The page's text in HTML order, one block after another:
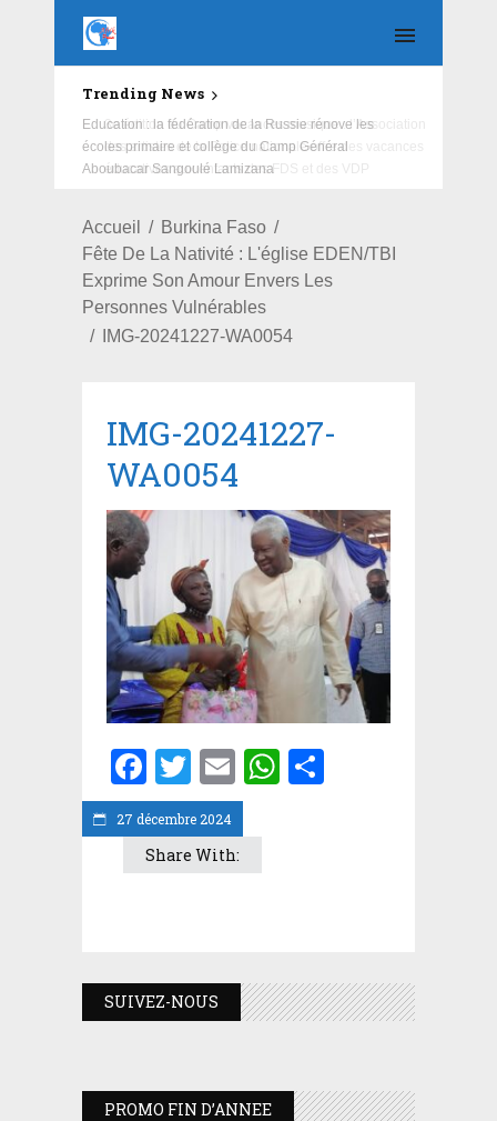
Trending News
Education : la fédération de la Russie rénove les
écoles primaire et collège du Camp Général
Aboubacar Sangoulé Lamizana
Accueil
Burkina Faso
Fête De La Nativité : L'église EDEN/TBI
Exprime Son Amour Envers Les
Personnes Vulnérables
IMG-20241227-WA0054
27 décembre 2024
IMG-20241227-
WA0054
Facebook
Twitter
EmailWhatsApp
Share With:
SUIVEZ-NOUS
PROMO FIN D’ANNEE